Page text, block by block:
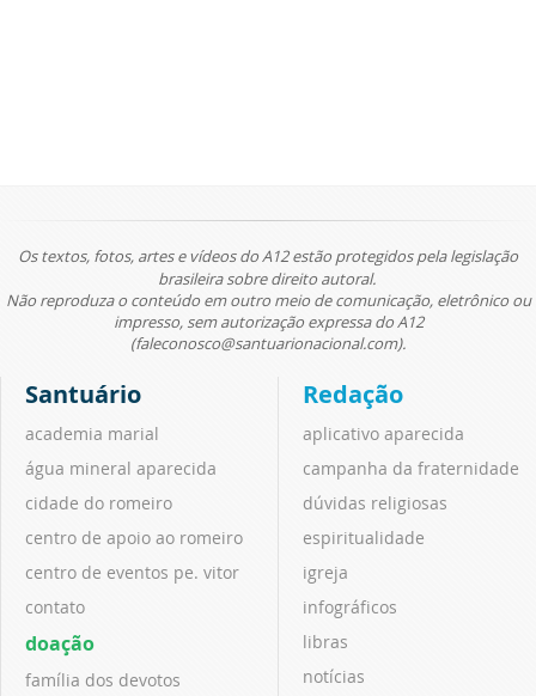
Os textos, fotos, artes e vídeos do A12 estão protegidos pela legislação
brasileira sobre direito autoral.
Não reproduza o conteúdo em outro meio de comunicação, eletrônico ou
impresso, sem autorização expressa do A12
(faleconosco@santuarionacional.com).
Santuário
academia marial
água mineral aparecida
cidade do romeiro
centro de apoio ao romeiro
centro de eventos pe. vitor
contato
doação
família dos devotos
Redação
aplicativo aparecida
campanha da fraternidade
dúvidas religiosas
espiritualidade
igreja
infográficos
libras
notícias